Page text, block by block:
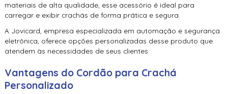
materiais de alta qualidade, esse acessório é ideal para
carregar e exibir crachás de forma prática e segura.
A Jovicard, empresa especializada em automação e segurança
eletrônica, oferece opções personalizadas desse produto que
atendem às necessidades de seus clientes.
Vantagens do Cordão para Crachá
Personalizado